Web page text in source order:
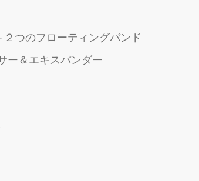
つのフローティングバンド
ー＆エキスパンダー